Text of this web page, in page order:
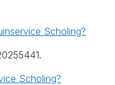
Scholing?
Scholing?